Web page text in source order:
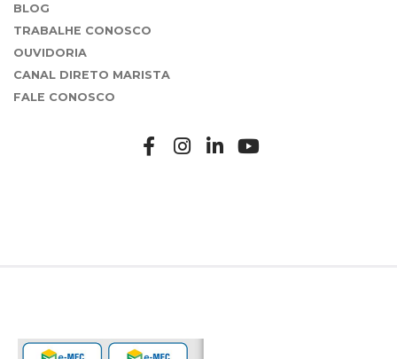
BLOG
TRABALHE CONOSCO
OUVIDORIA
CANAL DIRETO MARISTA
FALE CONOSCO